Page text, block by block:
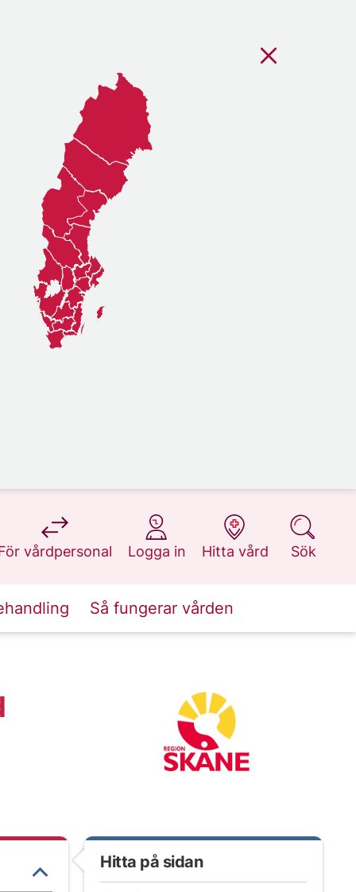
vårdpersonal
på 1177.se
Logga in
på 1177.se
Hitta vård
på 1177.se
Sök
på 1177.se
Så fungerar vården
Hitta på sidan